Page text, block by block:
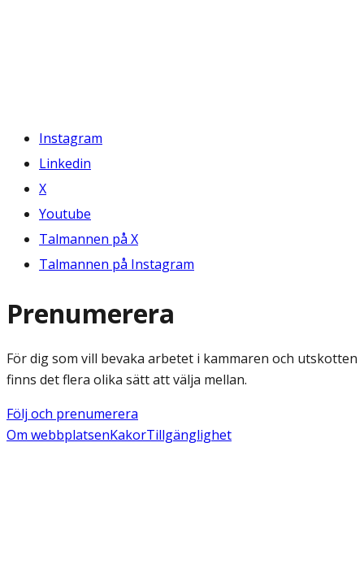
Instagram
Linkedin
X
Youtube
Talmannen på X
Talmannen på Instagram
Prenumerera
För dig som vill bevaka arbetet i kammaren och utskotten
finns det flera olika sätt att välja mellan.
Följ och prenumerera
Om webbplatsenKakorTillgänglighet